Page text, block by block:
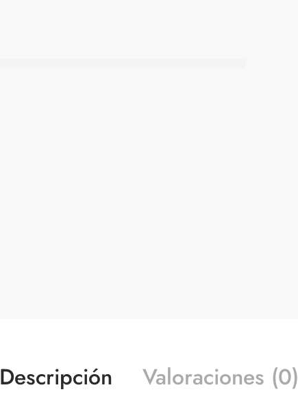
Descripción Valoraciones (0)